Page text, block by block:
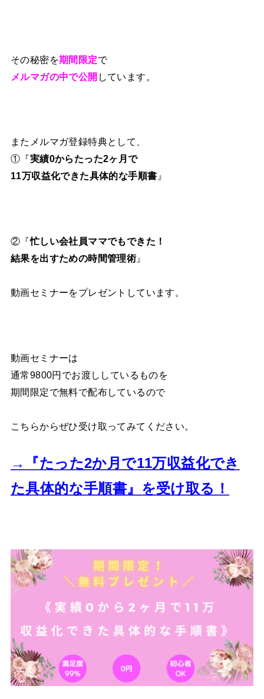
その秘密を期間限定で
メルマガの中で公開 しています。
またメルマガ登録特典として、
①『実績0からたった2ヶ月で
11万収益化できた具体的な手順書 』
②『忙しい会社員ママでもできた！
結果を出すための時間管理術』
動画セミナーをプレゼントしています。
動画セミナーは
通常9800円でお渡ししているものを
期間限定で無料で配布しているので
こちらからぜひ受け取ってみてください。
→『たった2か月で11万収益化でき
た具体的な手順書』を受け取る！